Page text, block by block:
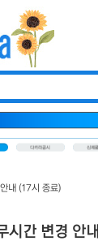
내 (17시 종료)
시간 변경 안내